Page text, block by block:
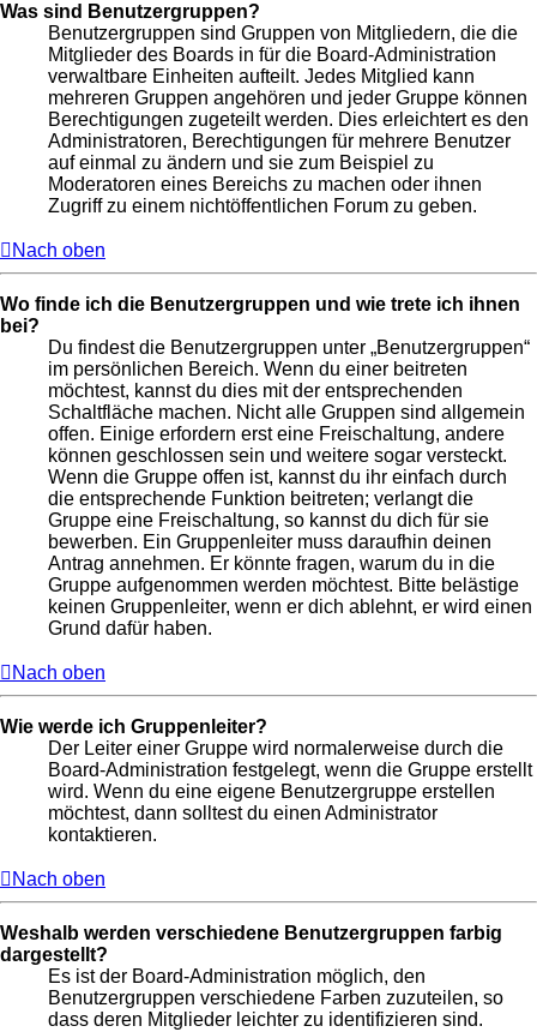
Was sind Benutzergruppen?
Benutzergruppen sind Gruppen von Mitgliedern, die die
Mitglieder des Boards in für die Board-Administration
verwaltbare Einheiten aufteilt. Jedes Mitglied kann
mehreren Gruppen angehören und jeder Gruppe können
Berechtigungen zugeteilt werden. Dies erleichtert es den
Administratoren, Berechtigungen für mehrere Benutzer
auf einmal zu ändern und sie zum Beispiel zu
Moderatoren eines Bereichs zu machen oder ihnen
Zugriff zu einem nichtöffentlichen Forum zu geben.
Nach oben
Wo finde ich die Benutzergruppen und wie trete ich ihnen
bei?
Du findest die Benutzergruppen unter „Benutzergruppen“
im persönlichen Bereich. Wenn du einer beitreten
möchtest, kannst du dies mit der entsprechenden
Schaltfläche machen. Nicht alle Gruppen sind allgemein
offen. Einige erfordern erst eine Freischaltung, andere
können geschlossen sein und weitere sogar versteckt.
Wenn die Gruppe offen ist, kannst du ihr einfach durch
die entsprechende Funktion beitreten; verlangt die
Gruppe eine Freischaltung, so kannst du dich für sie
bewerben. Ein Gruppenleiter muss daraufhin deinen
Antrag annehmen. Er könnte fragen, warum du in die
Gruppe aufgenommen werden möchtest. Bitte belästige
keinen Gruppenleiter, wenn er dich ablehnt, er wird einen
Grund dafür haben.
Nach oben
Wie werde ich Gruppenleiter?
Der Leiter einer Gruppe wird normalerweise durch die
Board-Administration festgelegt, wenn die Gruppe erstellt
wird. Wenn du eine eigene Benutzergruppe erstellen
möchtest, dann solltest du einen Administrator
kontaktieren.
Nach oben
Weshalb werden verschiedene Benutzergruppen farbig
dargestellt?
Es ist der Board-Administration möglich, den
Benutzergruppen verschiedene Farben zuzuteilen, so
dass deren Mitglieder leichter zu identifizieren sind.